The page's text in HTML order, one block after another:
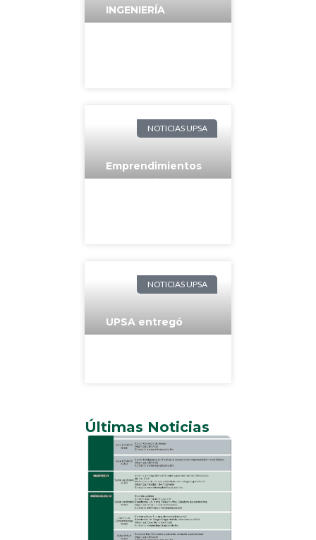
INGENIERÍA
INDUSTRIAL
NOTICIAS UPSA
Emprendimientos
de estudiantes
NOTICIAS UPSA
UPSA entregó
medallas a los
Últimas Noticias